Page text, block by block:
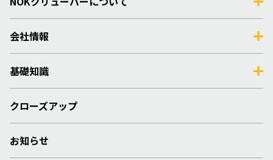
会社情報
基礎知識
クローズアップ
お知らせ